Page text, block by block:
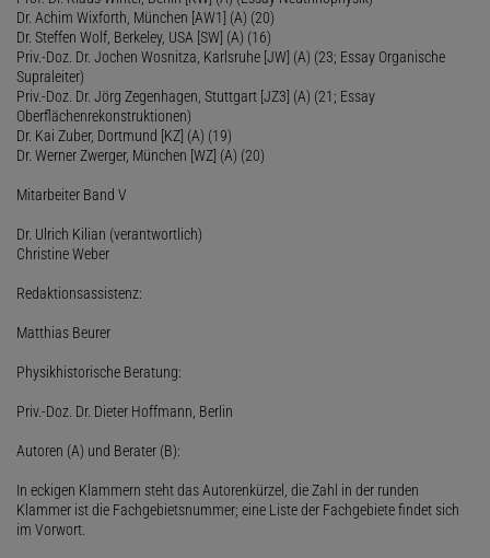
Dr. Achim Wixforth, München [AW1] (A) (20)
Dr. Steffen Wolf, Berkeley, USA [SW] (A) (16)
Priv.-Doz. Dr. Jochen Wosnitza, Karlsruhe [JW] (A) (23; Essay Organische
Supraleiter)
Priv.-Doz. Dr. Jörg Zegenhagen, Stuttgart [JZ3] (A) (21; Essay
Oberflächenrekonstruktionen)
Dr. Kai Zuber, Dortmund [KZ] (A) (19)
Dr. Werner Zwerger, München [WZ] (A) (20)
Mitarbeiter Band V
Dr. Ulrich Kilian (verantwortlich)
Christine Weber
Redaktionsassistenz:
Matthias Beurer
Physikhistorische Beratung:
Priv.-Doz. Dr. Dieter Hoffmann, Berlin
Autoren (A) und Berater (B):
In eckigen Klammern steht das Autorenkürzel, die Zahl in der runden
Klammer ist die Fachgebietsnummer; eine Liste der Fachgebiete findet sich
im Vorwort.